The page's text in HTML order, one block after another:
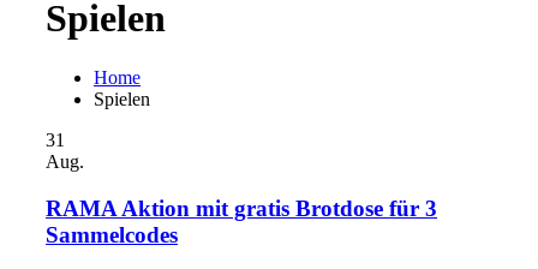
Spielen
Home
Spielen
31
Aug.
RAMA Aktion mit gratis Brotdose für 3
Sammelcodes